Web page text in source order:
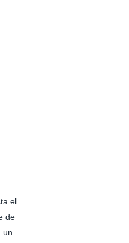
el
de
un